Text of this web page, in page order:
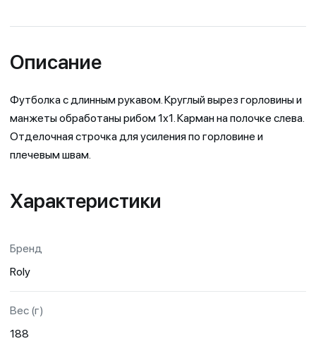
Описание
Футболка с длинным рукавом. Круглый вырез горловины и
манжеты обработаны рибом 1х1. Карман на полочке слева.
Отделочная строчка для усиления по горловине и
плечевым швам.
Характеристики
Бренд
Roly
Вес (г)
188